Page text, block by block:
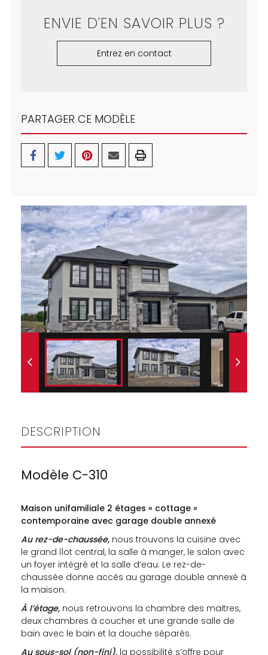
ENVIE D'EN SAVOIR PLUS ?
Entrez en contact
PARTAGER CE MODÈLE
DESCRIPTION
Modèle C-310
Maison unifamiliale 2 étages « cottage »
contemporaine avec garage double annexé
Au rez-de-chaussée, nous trouvons la cuisine avec
le grand îlot central, la salle à manger, le salon avec
un foyer intégré et la salle d’eau. Le rez-de-
chaussée donne accès au garage double annexé à
la maison.
À l’étage, nous retrouvons la chambre des maitres,
deux chambres à coucher et une grande salle de
bain avec le bain et la douche séparés.
Au sous-sol (non-fini), la possibilité s’offre pour